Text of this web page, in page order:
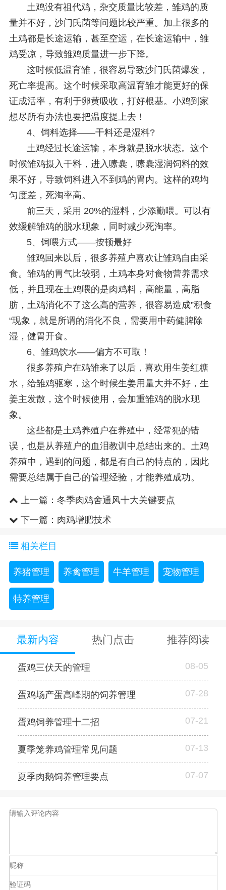
土鸡没有祖代鸡，杂交质量比较差，雏鸡的质
量并不好，沙门氏菌等问题比较严重。加上很多的
土鸡都是长途运输，甚至空运，在长途运输中，雏
鸡受凉，导致雏鸡质量进一步下降。
这时候低温育雏，很容易导致沙门氏菌爆发，
死亡率提高。这个时候采取高温育雏才能更好的保
证成活率，有利于卵黄吸收，打好根基。小鸡到家
想尽所有办法也要把温度提上去！
4、饲料选择——干料还是湿料?
土鸡经过长途运输，本身就是脱水状态。这个
时候雏鸡摄入干料，进入嗉囊，嗉囊湿润饲料的效
果不好，导致饲料进入不到鸡的胃内。这样的鸡均
匀度差，死淘率高。
前三天，采用 20%的湿料，少添勤喂。可以有
效缓解雏鸡的脱水现象，同时减少死淘率。
5、饲喂方式——按顿最好
雏鸡回来以后，很多养殖户喜欢让雏鸡自由采
食。雏鸡的胃气比较弱，土鸡本身对食物营养需求
低，并且现在土鸡喂的是肉鸡料，高能量，高脂
肪，土鸡消化不了这么高的营养，很容易造成”积食
“现象，就是所谓的消化不良，需要用中药健脾除
湿，健胃开食。
6、雏鸡饮水——偏方不可取！
很多养殖户在鸡雏来了以后，喜欢用生姜红糖
水，给雏鸡驱寒，这个时候生姜用量大并不好，生
姜主发散，这个时候使用，会加重雏鸡的脱水现
象。
这些都是土鸡养殖户在养殖中，经常犯的错
误，也是从养殖户的血泪教训中总结出来的。土鸡
养殖中，遇到的问题，都是有自己的特点的，因此
需要总结属于自己的管理经验，才能养殖成功。
上一篇： 冬季肉鸡舍通风十大关键要点
下一篇： 肉鸡增肥技术
相关栏目
养猪管理 养禽管理 牛羊管理 宠物管理
特养管理
最新内容 热门点击 推荐阅读
蛋鸡三伏天的管理 08-05
蛋鸡场产蛋高峰期的饲养管理 07-28
蛋鸡饲养管理十二招 07-21
夏季笼养鸡管理常见问题 07-13
夏季肉鹅饲养管理要点 07-07